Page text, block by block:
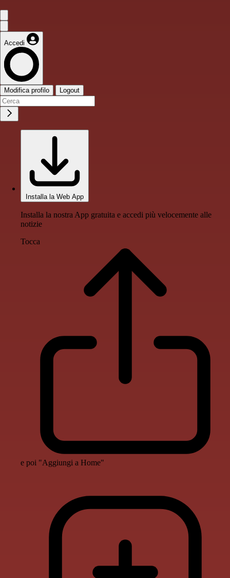
Accedi
Modifica profilo Logout
Installa la Web App
Installa la nostra App gratuita e accedi più velocemente alle
notizie
Tocca
e poi "Aggiungi a Home"